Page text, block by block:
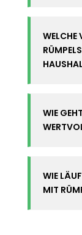
WELCHE
WIE
WIE
MIT